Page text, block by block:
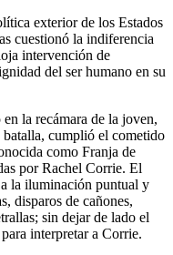
exterior de los Estados
cuestionó la indiferencia
intervención de
del ser humano en su
la recámara de la joven,
batalla, cumplió el cometido
como Franja de
por Rachel Corrie. El
la iluminación puntual y
disparos de cañones,
sin dejar de lado el
interpretar a Corrie.